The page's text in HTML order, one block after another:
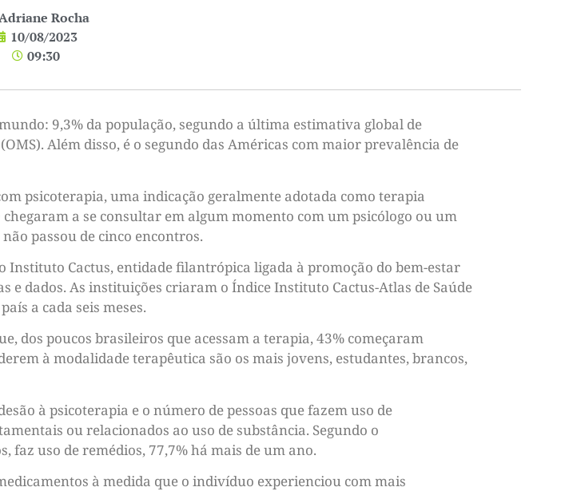
Rocha
10/08/2023
09:30
9,3% da população, segundo a última estimativa global de
Além disso, é o segundo das Américas com maior prevalência de
psicoterapia, uma indicação geralmente adotada como terapia
a se consultar em algum momento com um psicólogo ou um
passou de cinco encontros.
Cactus, entidade filantrópica ligada à promoção do bem-estar
e dados. As instituições criaram o Índice Instituto Cactus-Atlas de Saúde
a cada seis meses.
dos poucos brasileiros que acessam a terapia, 43% começaram
à modalidade terapêutica são os mais jovens, estudantes, brancos,
à psicoterapia e o número de pessoas que fazem uso de
ou relacionados ao uso de substância. Segundo o
faz uso de remédios, 77,7% há mais de um ano.
à medida que o indivíduo experienciou com mais